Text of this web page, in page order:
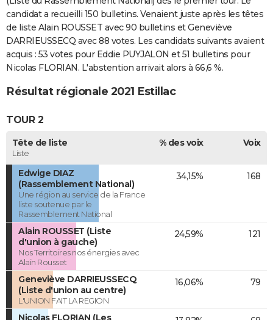
candidat a recueilli 150 bulletins. Venaient juste après les têtes
de liste Alain ROUSSET avec 90 bulletins et Geneviève
DARRIEUSSECQ avec 88 votes. Les candidats suivants avaient
acquis : 53 votes pour Eddie PUYJALON et 51 bulletins pour
Nicolas FLORIAN. L'abstention arrivait alors à 66,6 %.
Résultat régionale 2021 Estillac
TOUR 2
Tête de liste
Liste
% des voix Voix
Edwige DIAZ
(Rassemblement National)
Une région au service de la France
liste soutenue par le
Rassemblement National
34,15% 168
Alain ROUSSET (Liste
d'union à gauche)
Nos Territoires nos énergies avec
Alain Rousset
24,59% 121
Geneviève DARRIEUSSECQ
(Liste d'union au centre)
L'UNION FAIT LA REGION
16,06% 79
Nicolas FLORIAN (Les